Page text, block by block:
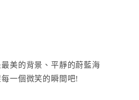
美的背景、平靜的蔚藍海
一個微笑的瞬間吧!